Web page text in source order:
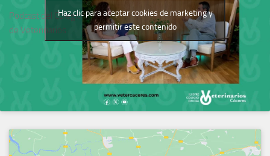
Podcast del Colegio
de Veterinarios
Haz clic para aceptar cookies de marketing y
permitir este contenido